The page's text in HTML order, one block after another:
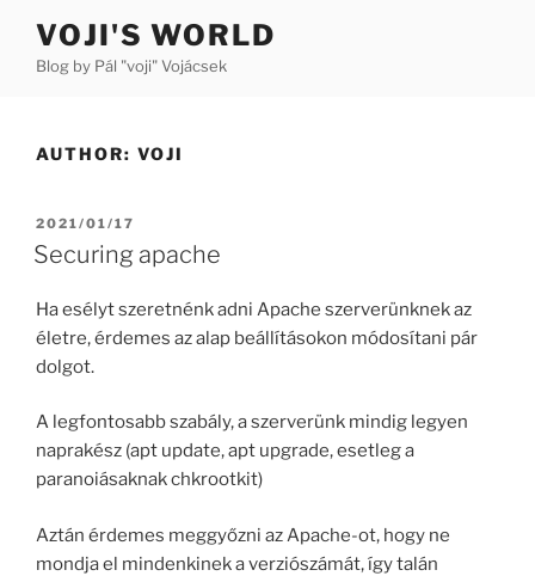
content
VOJI'S WORLD
Blog by Pál "voji" Vojácsek
AUTHOR: VOJI
POSTED
ON
2021/01/17
Securing apache
Ha esélyt szeretnénk adni Apache szerverünknek az
életre, érdemes az alap beállításokon módosítani pár
dolgot.
A legfontosabb szabály, a szerverünk mindig legyen
naprakész (apt update, apt upgrade, esetleg a
paranoiásaknak chkrootkit)
Aztán érdemes meggyőzni az Apache-ot, hogy ne
mondja el mindenkinek a verziószámát, így talán